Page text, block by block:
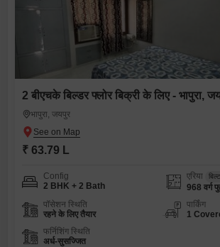
2 बीएचके बिल्डर फ्लोर बिक्री के लिए - भापुरा,
भापुरा, जयपुर
₹ 63.79 L
Config
2 BHK + 2 Bath
एरिया
968 वर्ग
पॉसेशन स्थिति
रहने के लिए तैयार
पार्किंग
1
फर्निशिंग स्थिति
अर्ध-सुसज्जित